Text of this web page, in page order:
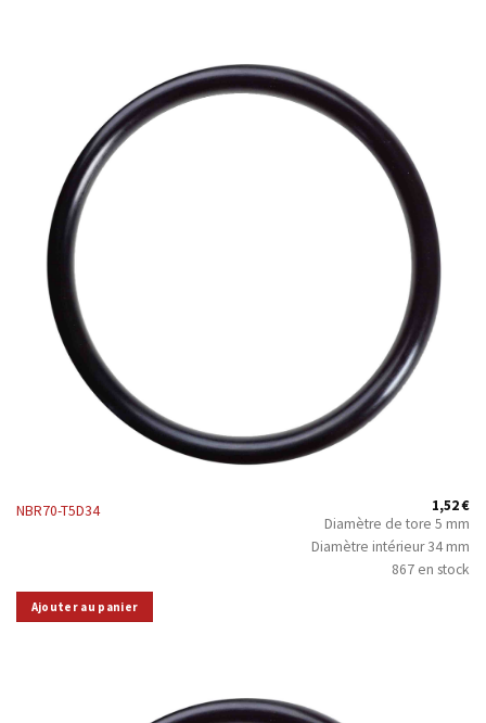
NBR70-T5D34 1,52€
Diamètre de tore 5 mm
Diamètre intérieur 34 mm
867 en stock
Ajouter au panier